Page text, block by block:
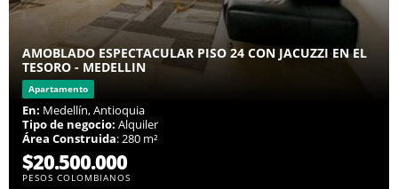
AMOBLADO ESPECTACULAR PISO 24 CON JACUZZI EN EL
TESORO - MEDELLIN
Apartamento
En: Medellín, Antioquia
Tipo de negocio: Alquiler
Área Construida: 280 m²
$20.500.000
PESOS COLOMBIANOS